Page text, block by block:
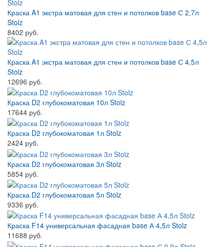
Краска A1 экстра матовая для стен и потолков base С 2,7л
Stolz
8402 руб.
Краска A1 экстра матовая для стен и потолков base С 4,5л
Stolz
12696 руб.
Краска D2 глубокоматовая 10л Stolz
17644 руб.
Краска D2 глубокоматовая 1л Stolz
2424 руб.
Краска D2 глубокоматовая 3л Stolz
5854 руб.
Краска D2 глубокоматовая 5л Stolz
9336 руб.
Краска F14 универсальная фасадная base А 4,5л Stolz
11688 руб.